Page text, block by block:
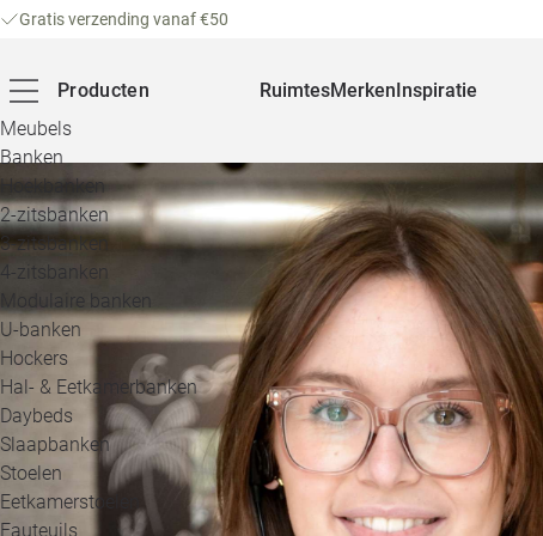
Gratis verzending vanaf €50
Producten
Meubels
Banken
Hoekbanken
2-zitsbanken
3-zitsbanken
4-zitsbanken
Modulaire banken
U-banken
Hockers
Hal- & Eetkamerbanken
Daybeds
Slaapbanken
Stoelen
Eetkamerstoelen
Fauteuils
RuimtesMerkenInspiratie